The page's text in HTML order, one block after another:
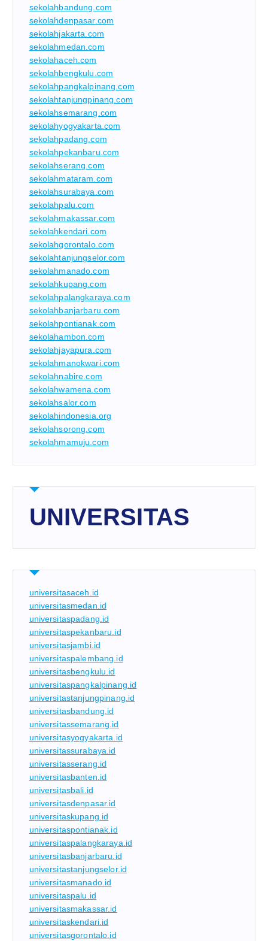
sekolahbandung.com
sekolahdenpasar.com
sekolahjakarta.com
sekolahmedan.com
sekolahaceh.com
sekolahbengkulu.com
sekolahpangkalpinang.com
sekolahtanjungpinang.com
sekolahsemarang.com
sekolahyogyakarta.com
sekolahpadang.com
sekolahpekanbaru.com
sekolahserang.com
sekolahmataram.com
sekolahsurabaya.com
sekolahpalu.com
sekolahmakassar.com
sekolahkendari.com
sekolahgorontalo.com
sekolahtanjungselor.com
sekolahmanado.com
sekolahkupang.com
sekolahpalangkaraya.com
sekolahbanjarbaru.com
sekolahpontianak.com
sekolahambon.com
sekolahjayapura.com
sekolahmanokwari.com
sekolahnabire.com
sekolahwamena.com
sekolahsalor.com
sekolahindonesia.org
sekolahsorong.com
sekolahmamuju.com
UNIVERSITAS
universitasaceh.id
universitasmedan.id
universitaspadang.id
universitaspekanbaru.id
universitasjambi.id
universitaspalembang.id
universitasbengkulu.id
universitaspangkalpinang.id
universitastanjungpinang.id
universitasbandung.id
universitassemarang.id
universitasyogyakarta.id
universitassurabaya.id
universitasserang.id
universitasbanten.id
universitasbali.id
universitasdenpasar.id
universitaskupang.id
universitaspontianak.id
universitaspalangkaraya.id
universitasbanjarbaru.id
universitastanjungselor.id
universitasmanado.id
universitaspalu.id
universitasmakassar.id
universitaskendari.id
universitasgorontalo.id